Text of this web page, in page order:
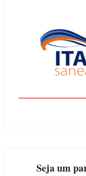
Seja um